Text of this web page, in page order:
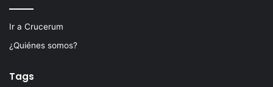
Ir a Crucerum
¿Quiénes somos?
Tags